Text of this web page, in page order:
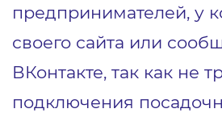
предпринимателей, у
своего сайта или
ВКонтакте, так как не
подключения